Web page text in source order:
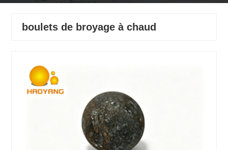
boulets de broyage à chaud